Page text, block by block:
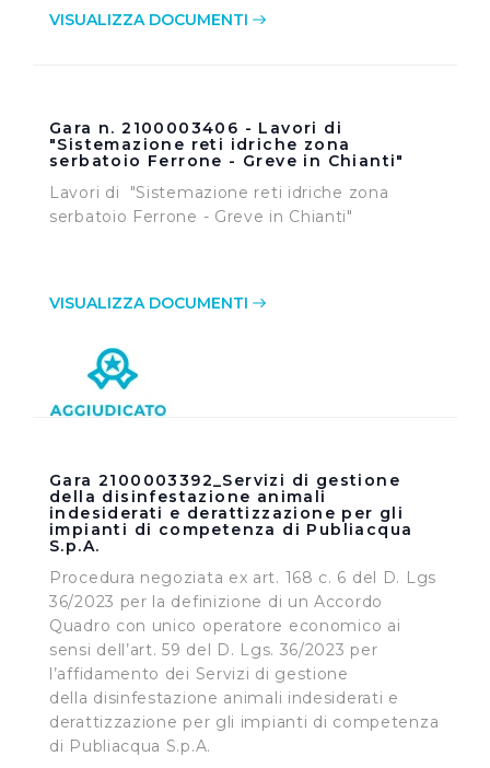
VISUALIZZA DOCUMENTI
Gara n. 2100003406 - Lavori di
"Sistemazione reti idriche zona
serbatoio Ferrone - Greve in Chianti"
Lavori di "Sistemazione reti idriche zona
serbatoio Ferrone - Greve in Chianti"
VISUALIZZA DOCUMENTI
Gara 2100003392_Servizi di gestione
della disinfestazione animali
indesiderati e derattizzazione per gli
impianti di competenza di Publiacqua
S.p.A.
Procedura negoziata ex art. 168 c. 6 del D. Lgs
36/2023 per la definizione di un Accordo
Quadro con unico operatore economico ai
sensi dell’art. 59 del D. Lgs. 36/2023 per
l’affidamento dei Servizi di gestione
della disinfestazione animali indesiderati e
derattizzazione per gli impianti di competenza
di Publiacqua S.p.A.